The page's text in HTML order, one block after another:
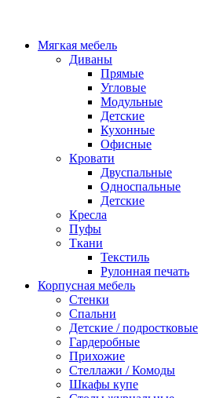
Мягкая мебель
Диваны
Прямые
Угловые
Модульные
Детские
Кухонные
Офисные
Кровати
Двуспальные
Односпальные
Детские
Кресла
Пуфы
Ткани
Текстиль
Рулонная печать
Корпусная мебель
Стенки
Спальни
Детские / подростковые
Гардеробные
Прихожие
Стеллажи / Комоды
Шкафы купе